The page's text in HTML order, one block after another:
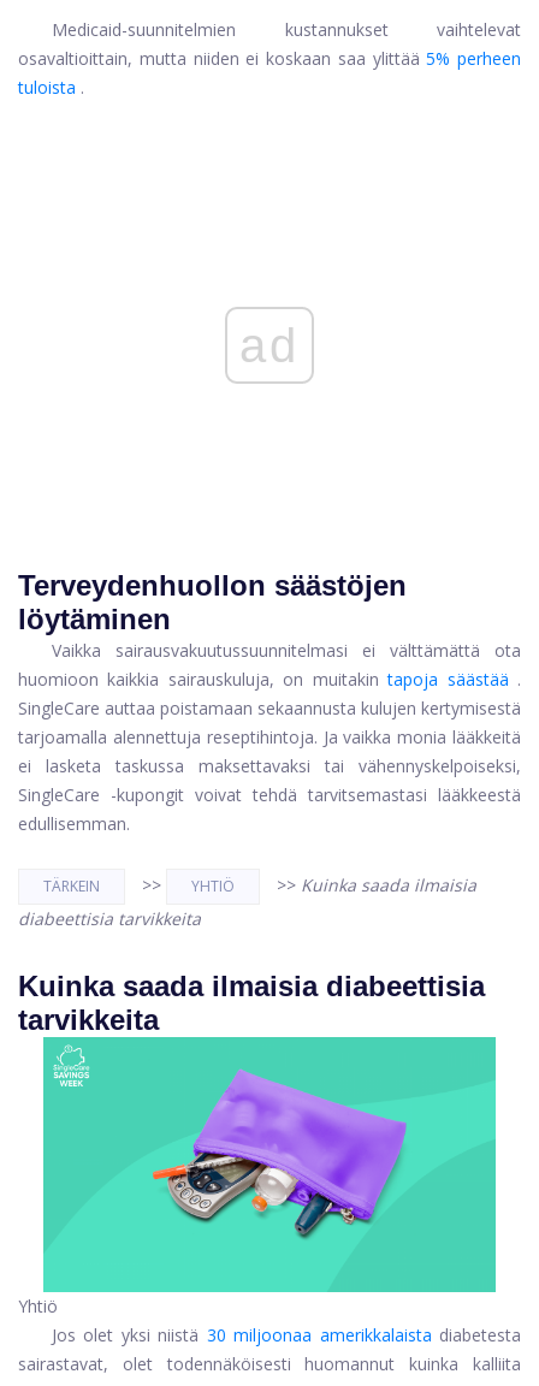
Medicaid-suunnitelmien kustannukset vaihtelevat
osavaltioittain, mutta niiden ei koskaan saa ylittää 5% perheen
tuloista .
ad
Terveydenhuollon säästöjen
löytäminen
Vaikka sairausvakuutussuunnitelmasi ei välttämättä ota
huomioon kaikkia sairauskuluja, on muitakin tapoja säästää .
SingleCare auttaa poistamaan sekaannusta kulujen kertymisestä
tarjoamalla alennettuja reseptihintoja. Ja vaikka monia lääkkeitä
ei lasketa taskussa maksettavaksi tai vähennyskelpoiseksi,
SingleCare -kupongit voivat tehdä tarvitsemastasi lääkkeestä
edullisemman.
TÄRKEIN >> YHTIÖ >> Kuinka saada ilmaisia ​​
diabeettisia tarvikkeita
Kuinka saada ilmaisia ​​diabeettisia
tarvikkeita
Yhtiö
Jos olet yksi niistä 30 miljoonaa amerikkalaista diabetesta
sairastavat, olet todennäköisesti huomannut kuinka kalliita